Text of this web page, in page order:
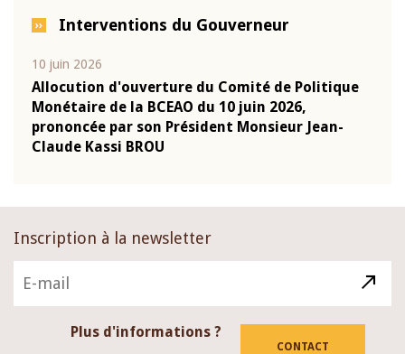
Interventions du Gouverneur
10 juin 2026
Allocution d'ouverture du Comité de Politique
Monétaire de la BCEAO du 10 juin 2026,
prononcée par son Président Monsieur Jean-
Claude Kassi BROU
Inscription à la newsletter
Plus d'informations ?
CONTACT